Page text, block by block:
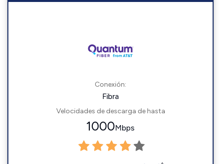
Conexión:
Fibra
Velocidades de descarga de hasta
1000Mbps